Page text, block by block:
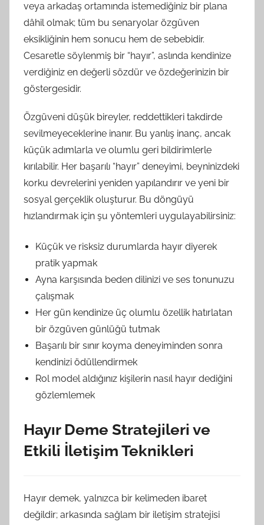
veya arkadaş ortamında istemediğiniz bir plana
dâhil olmak; tüm bu senaryolar özgüven
eksikliğinin hem sonucu hem de sebebidir.
Cesaretle söylenmiş bir “hayır”, aslında kendinize
verdiğiniz en değerli sözdür ve özdeğerinizin bir
göstergesidir.
Özgüveni düşük bireyler, reddettikleri takdirde
sevilmeyeceklerine inanır. Bu yanlış inanç, ancak
küçük adımlarla ve olumlu geri bildirimlerle
kırılabilir. Her başarılı “hayır” deneyimi, beyninizdeki
korku devrelerini yeniden yapılandırır ve yeni bir
sosyal gerçeklik oluşturur. Bu döngüyü
hızlandırmak için şu yöntemleri uygulayabilirsiniz:
Küçük ve risksiz durumlarda hayır diyerek
pratik yapmak
Ayna karşısında beden dilinizi ve ses tonunuzu
çalışmak
Her gün kendinize üç olumlu özellik hatırlatan
bir özgüven günlüğü tutmak
Başarılı bir sınır koyma deneyiminden sonra
kendinizi ödüllendirmek
Rol model aldığınız kişilerin nasıl hayır dediğini
gözlemlemek
Hayır Deme Stratejileri ve
Etkili İletişim Teknikleri
Hayır demek, yalnızca bir kelimeden ibaret
değildir; arkasında sağlam bir iletişim stratejisi